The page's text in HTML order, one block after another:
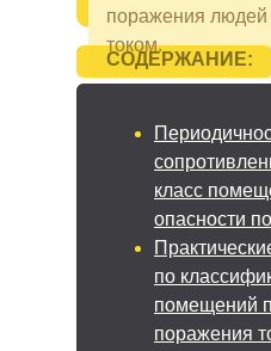
СОДЕРЖАНИЕ:
класс
опасности
по
помещений
поражения
поражения людей
током.